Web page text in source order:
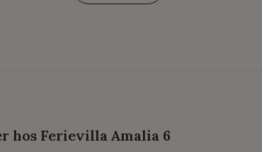
Ferievilla Amalia 6